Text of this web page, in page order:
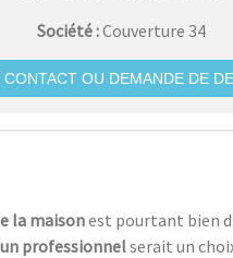
Société :Couverture 34
CONTACT OU DEMANDE DE
la maisonest pourtant bien
professionnelserait un